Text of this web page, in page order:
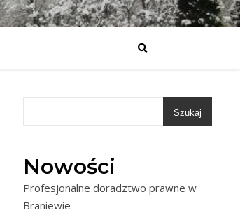
Szukaj
Nowości
Profesjonalne doradztwo prawne w
Braniewie